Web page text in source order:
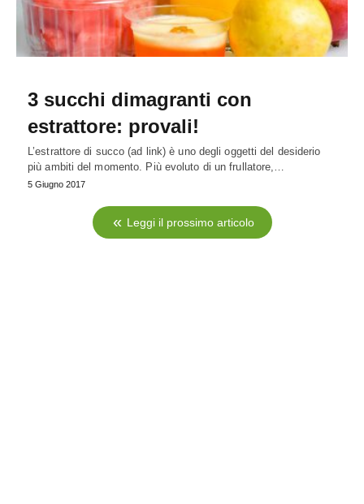
3 succhi dimagranti con
estrattore: provali!
L’estrattore di succo (ad link) è uno degli oggetti del desiderio
più ambiti del momento. Più evoluto di un frullatore,…
5 Giugno 2017
Leggi il prossimo articolo